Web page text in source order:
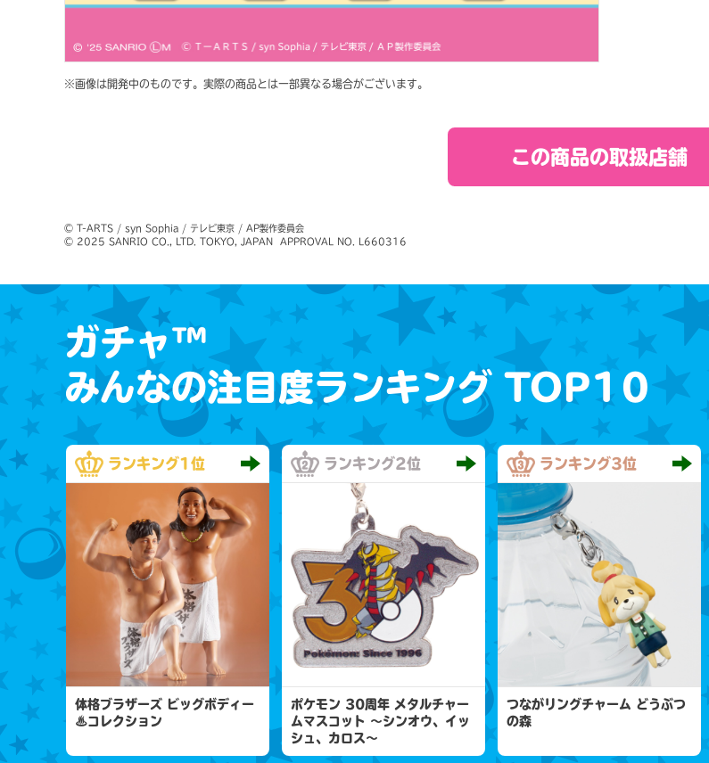
※画像は開発中のものです。実際の商品とは一部異なる場合がございます。
この商品の取扱店舗
© T-ARTS / syn Sophia / テレビ東京 / AP製作委員会
© 2025 SANRIO CO., LTD. TOKYO, JAPAN  APPROVAL NO. L660316
ガチャ™
みんなの注目度ランキングTOP10
ランキング1位
体格ブラザーズ ビッグボディー
♨コレクション
ランキング2位
ポケモン 30周年 メタルチャー
ムマスコット 〜シンオウ、イッ
シュ、カロス〜
ランキング3位
つながリングチャーム どうぶつ
の森